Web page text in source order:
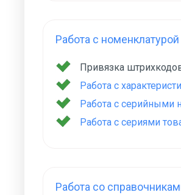
Работа с номенклатурой
Привязка
Работа с
Работа с серийными
Работа с сериями
Работа со